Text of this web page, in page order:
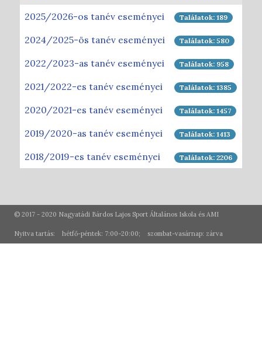
2025/2026-os tanév eseményei
Találatok: 189
2024/2025-ös tanév eseményei Találatok: 580
2022/2023-as tanév eseményei Találatok: 958
2021/2022-es tanév eseményei Találatok: 1385
2020/2021-es tanév eseményei Találatok: 1457
2019/2020-as tanév eseményei Találatok: 1413
2018/2019-es tanév eseményei Találatok: 2206
© 2017 - 2020 Nagyatádi Bárdos Lajos Sport Általános Iskola és AMI
Nyitva tartás: hétfő-péntek: 7:00-20:00; szombat-vasárnap: zárva